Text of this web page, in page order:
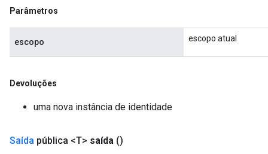
Parâmetros
escopo escopo atual
Devoluções
uma nova instância de identidade
Saída pública <T> saída ()